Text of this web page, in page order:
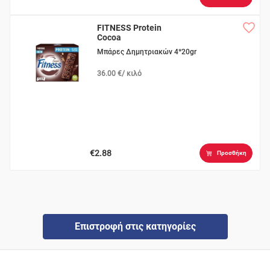
FITNESS Protein
Cocoa
Μπάρες Δημητριακών 4*20gr
36.00 €/ κιλό
€2.88 Προσθήκη
Επιστροφή στις κατηγορίες